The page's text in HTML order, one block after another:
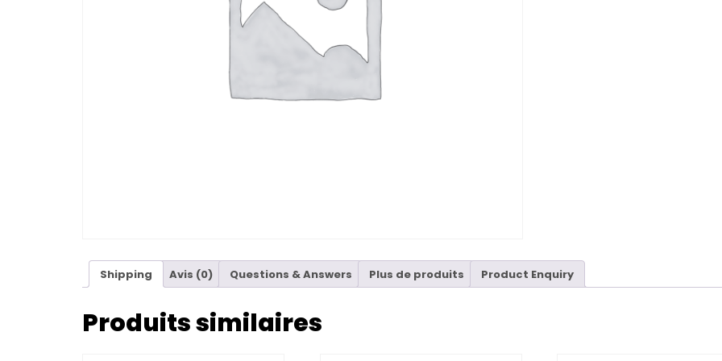
Shipping Avis (0) Questions & Answers Plus de produits Product Enquiry
Produits similaires